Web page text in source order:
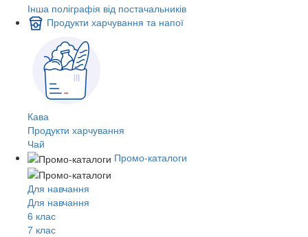
Інша поліграфія від постачальників
Продукти харчування та напої
Кава
Продукти харчування
Чай
Промо-каталоги
Для навчання
Для навчання
6 клас
7 клас